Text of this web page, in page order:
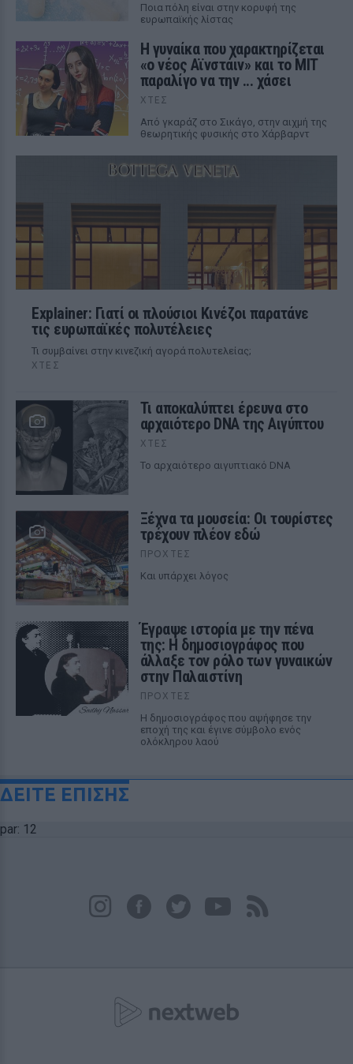
Ποια πόλη είναι στην κορυφή της
ευρωπαϊκής λίστας
Η γυναίκα που χαρακτηρίζεται
«ο νέος Αϊνστάιν» και το MIT
παραλίγο να την ... χάσει
ΧΤΕΣ
Από γκαράζ στο Σικάγο, στην αιχμή της
θεωρητικής φυσικής στο Χάρβαρντ
Explainer: Γιατί οι πλούσιοι Κινέζοι παρατάνε
τις ευρωπαϊκές πολυτέλειες
Τι συμβαίνει στην κινεζική αγορά πολυτελείας;
ΧΤΕΣ
Τι αποκαλύπτει έρευνα στο
αρχαιότερο DNA της Αιγύπτου
ΧΤΕΣ
Το αρχαιότερο αιγυπτιακό DNA
Ξέχνα τα μουσεία: Οι τουρίστες
τρέχουν πλέον εδώ
ΠΡΟΧΤΈΣ
Και υπάρχει λόγος
Έγραψε ιστορία με την πένα
της: Η δημοσιογράφος που
άλλαξε τον ρόλο των γυναικών
στην Παλαιστίνη
ΠΡΟΧΤΈΣ
Η δημοσιογράφος που αψήφησε την
εποχή της και έγινε σύμβολο ενός
ολόκληρου λαού
ΔΕΙΤΕ ΕΠΙΣΗΣ
par: 12